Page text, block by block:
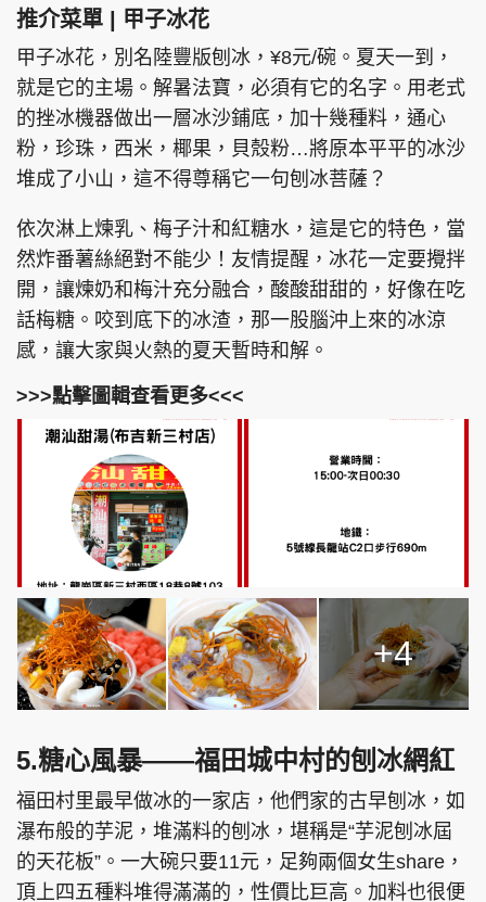
推介菜單 | 甲子冰花
甲子冰花，別名陸豐版刨冰，¥8元/碗。夏天一到，
就是它的主場。解暑法寶，必須有它的名字。用老式
的挫冰機器做出一層冰沙鋪底，加十幾種料，通心
粉，珍珠，西米，椰果，貝殼粉…將原本平平的冰沙
堆成了小山，這不得尊稱它一句刨冰菩薩？
依次淋上煉乳、梅子汁和紅糖水，這是它的特色，當
然炸番薯絲絕對不能少！友情提醒，冰花一定要攪拌
開，讓煉奶和梅汁充分融合，酸酸甜甜的，好像在吃
話梅糖。咬到底下的冰渣，那一股腦沖上來的冰涼
感，讓大家與火熱的夏天暫時和解。
>>>點擊圖輯查看更多<<<
+4
5.糖心風暴——福田城中村的刨冰網紅
福田村里最早做冰的一家店，他們家的古早刨冰，如
瀑布般的芋泥，堆滿料的刨冰，堪稱是“芋泥刨冰屆
的天花板”。一大碗只要11元，足夠兩個女生share，
頂上四五種料堆得滿滿的，性價比巨高。加料也很便